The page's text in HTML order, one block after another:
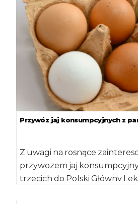
Przywóz jaj konsumpcyjnych z
Z uwagi na rosnące
przywozem jaj
trzecich do Polski Główny